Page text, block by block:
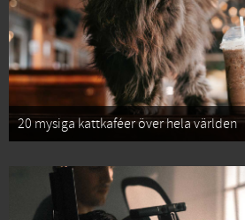
20 mysiga kattkaféer över hela världen